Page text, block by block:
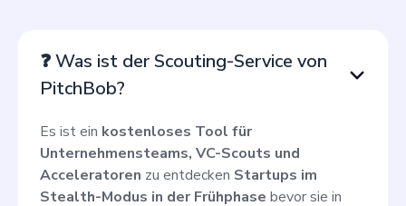
❓ Was ist der Scouting-Service von
PitchBob?
Es ist ein kostenloses Tool für
Unternehmensteams, VC-Scouts und
Acceleratoren zu entdecken Startups im
Stealth-Modus in der Frühphase bevor sie in